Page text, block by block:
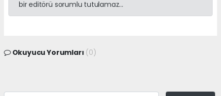
bir editörü sorumlu tutulamaz...
Okuyucu Yorumları (0)